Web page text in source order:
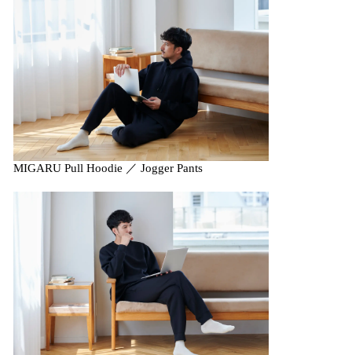
MIGARU Pull Hoodie ／ Jogger Pants